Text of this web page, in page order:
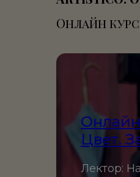
Онлайн
Цвет.
Лектор: